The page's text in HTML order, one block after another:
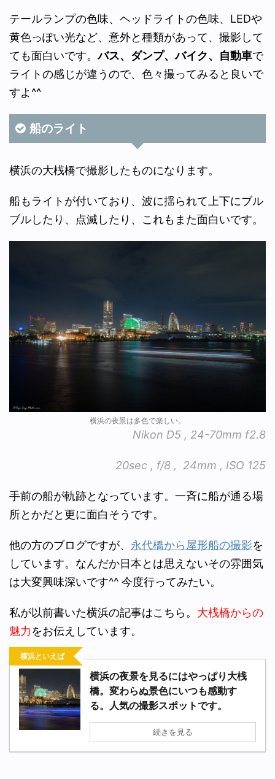
テールランプの色味、ヘッドライトの色味、LEDや
黄色っぽい光など、意外と種類があって、撮影して
ても面白いです。バス、ダンプ、バイク、自動車で
ライトの感じが違うので、色々撮ってみると良いで
すよ^^
船のライト
横浜の大桟橋で撮影したものになります。
船もライトが付いており、波に揺られて上下にブル
ブルしたり、点滅したり、これもまた面白いです。
横浜の夜景は多色で楽しい。
Nikon D5 , 24-70mm f2.8
20sec , f/8 , 24mm , ISO 125
手前の船が軌跡となっています。一斉に船が通る場
所とかだと更に面白そうです。
他の方のブログですが、 永代橋から屋形船の撮影を
しています。なんだか日本とは思えないその雰囲気
は大変興味深いです^^ 今度行ってみたい。
私が以前書いた横浜の記事はこちら。 大桟橋からの
魅力をお伝えしています。
横浜といえば
横浜の夜景を見るにはやっぱり大桟
橋。変わらぬ景色にいつも感動す
る。人気の撮影スポットです。
続きを見る